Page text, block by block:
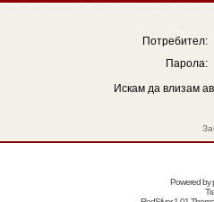
Потребител:
Парола:
Искам да влизам
Powered by